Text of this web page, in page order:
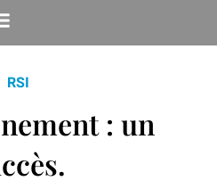
RSI
: un